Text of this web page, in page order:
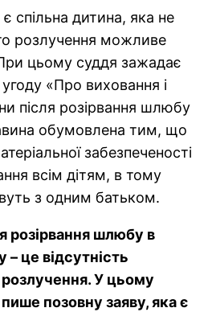
дитина, яка не
розлучення можливе
цьому суддя зажадає
угоду «Про виховання і
після розірвання шлюбу
обумовлена ​​тим, що
забезпеченості
всім дітям, в тому
з одним батьком.
розірвання шлюбу в
це відсутність
розлучення. У цьому
пише позовну заяву, яка є